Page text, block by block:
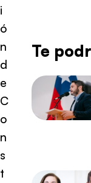
i
ó
n
d
e
C
o
n
s
t
Te